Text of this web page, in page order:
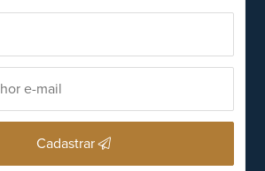
Cadastrar